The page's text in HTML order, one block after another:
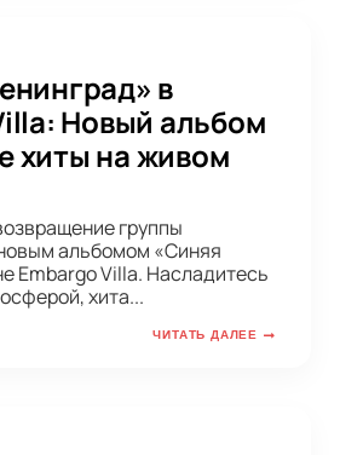
в
Новый альбом
хиты на живом
группы
альбомом «Синяя
Embargo Villa. Насладитесь
хита...
ЧИТАТЬ ДАЛЕЕ